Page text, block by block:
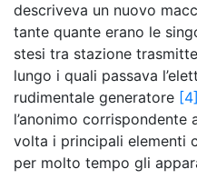
descriveva un nuovo
tante quante erano le
stesi tra stazione
lungo i quali passava
rudimentale generatore [4]
l’anonimo
volta i principali elementi
per molto tempo gli